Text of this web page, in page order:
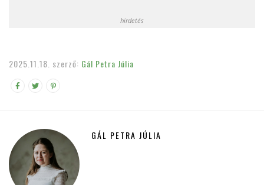
hirdetés
2025.11.18. szerző: Gál Petra Júlia
GÁL PETRA JÚLIA